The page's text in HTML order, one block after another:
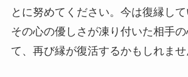
とに努めてください。今は復縁して
その心の優しさが凍り付いた相手
て、再び縁が復活するかもしれませ